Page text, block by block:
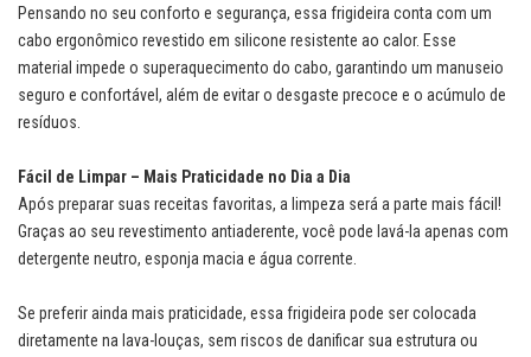
Pensando no seu conforto e segurança, essa frigideira conta com um
cabo ergonômico revestido em silicone resistente ao calor. Esse
material impede o superaquecimento do cabo, garantindo um manuseio
seguro e confortável, além de evitar o desgaste precoce e o acúmulo de
resíduos.
Fácil de Limpar – Mais Praticidade no Dia a Dia
Após preparar suas receitas favoritas, a limpeza será a parte mais fácil!
Graças ao seu revestimento antiaderente, você pode lavá-la apenas com
detergente neutro, esponja macia e água corrente.
Se preferir ainda mais praticidade, essa frigideira pode ser colocada
diretamente na lava-louças, sem riscos de danificar sua estrutura ou